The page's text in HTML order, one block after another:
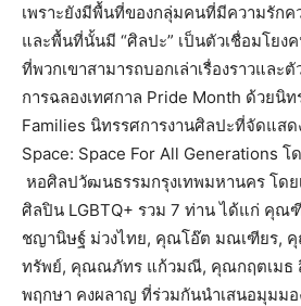
เพราะยังมีพื้นที่ของกลุ่มคนที่มีความรัก
และพื้นที่นั้นมี “ศิลปะ” เป็นตัวเชื่อมโยง
ที่พวกเขาสามารถบอกเล่าเรื่องราวและ
การฉลองเทศกาล Pride Month ด้วยนิท
Families นิทรรศการงานศิลปะที่จัดแส
Space: Space For All Generations
หอศิลปวัฒนธรรมกรุงเทพมหานคร โดย
ศิลปิน LGBTQ+ รวม 7 ท่าน ได้แก่ คุ
ชญานิษฐ์ ม่วงไทย, คุณโอ๊ต มณเฑียร,
ทรัพย์, คุณณภัทร แก้วมณี, คุณกฤตเมธ
พฤกษา คงผลาญ ที่ร่วมกันนำเสนอมุมมอ